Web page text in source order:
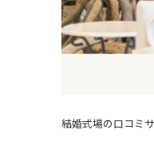
結婚式場の口コミ